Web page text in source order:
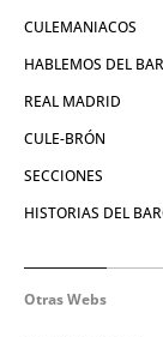
CULEMANIACOS
HABLEMOS DEL
REAL MADRID
CULE-BRÓN
SECCIONES
HISTORIAS DEL
Otras Webs